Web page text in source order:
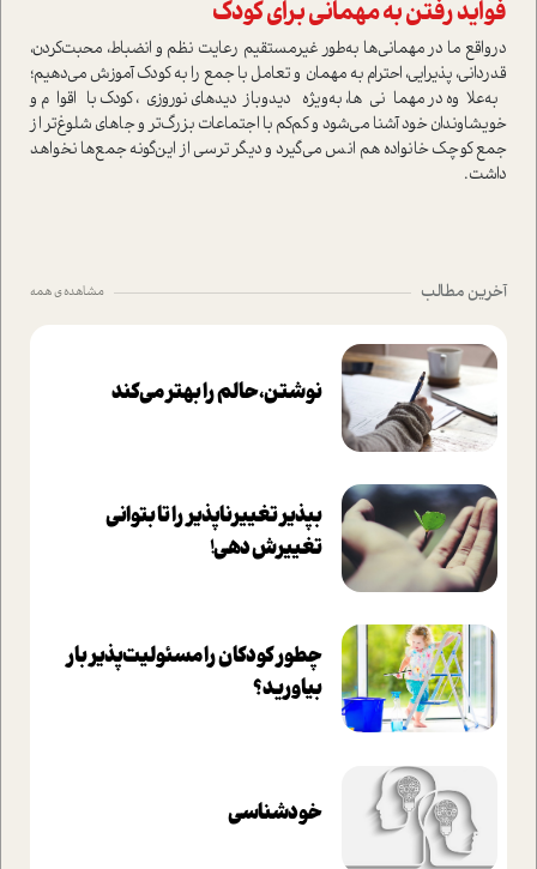
فوايد رفتن به مهماني برای کودک
در‌واقع ما در مهماني‌ها به‌طور غير‌مستقيم رعايت نظم و انضباط‌، محبت‌كردن‌،
قدرداني‌، پذيرايي‌، احترام به مهمان و تعامل با جمع را به كودك آموزش مي‌دهيم؛
به‌علاوه در مهماني‌ها، به‌ويژه ديدوبازديدهاي نوروزي‌، كودك با اقوام و
خويشاوندان خود آشنا مي‌شود و كم‌كم با اجتماعات بزرگ‌تر و جاهاي شلوغ‌تر از
جمع كوچك خانواده هم انس مي‌گيرد و ديگر ترسي از اين‌گونه جمع‌ها نخواهد
داشت.
آخرین مطالب مشاهده ی همه
نوشتن، حالم را بهتر می‌کند
بپذير تغييرناپذير را تا بتواني
تغييرش دهي!‏
چطور کودکان را مسئولیت‌پذیر بار
بیاورید؟
خودشناسی